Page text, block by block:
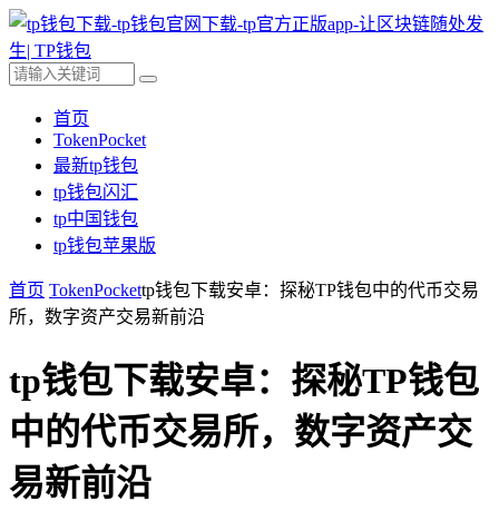
首页
TokenPocket
最新tp钱包
tp钱包闪汇
tp中国钱包
tp钱包苹果版
首页 TokenPockettp钱包下载安卓：探秘TP钱包中的代币交易
所，数字资产交易新前沿
tp钱包下载安卓：探秘TP钱包
中的代币交易所，数字资产交
易新前沿